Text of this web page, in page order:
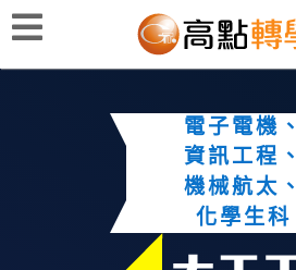
電子電機、
資訊工程、
機械航太、
化學生科